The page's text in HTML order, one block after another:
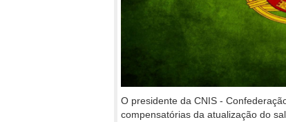
O presidente da CNIS -
compensatórias da atualização do